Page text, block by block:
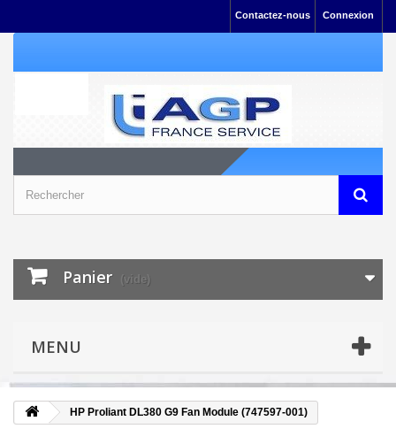
Connexion
Contactez-nous
Panier (vide)
MENU
HP Proliant DL380 G9 Fan Module (747597-001)